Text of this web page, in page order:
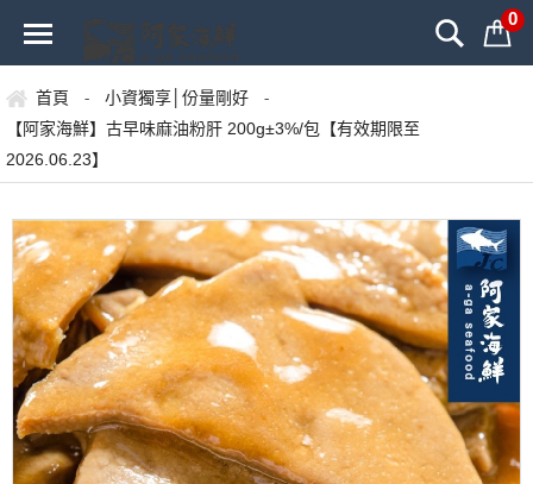
0
首頁 - 小資獨享│份量剛好 -
【阿家海鮮】古早味麻油粉肝 200g±3%/包【有效期限至
2026.06.23】